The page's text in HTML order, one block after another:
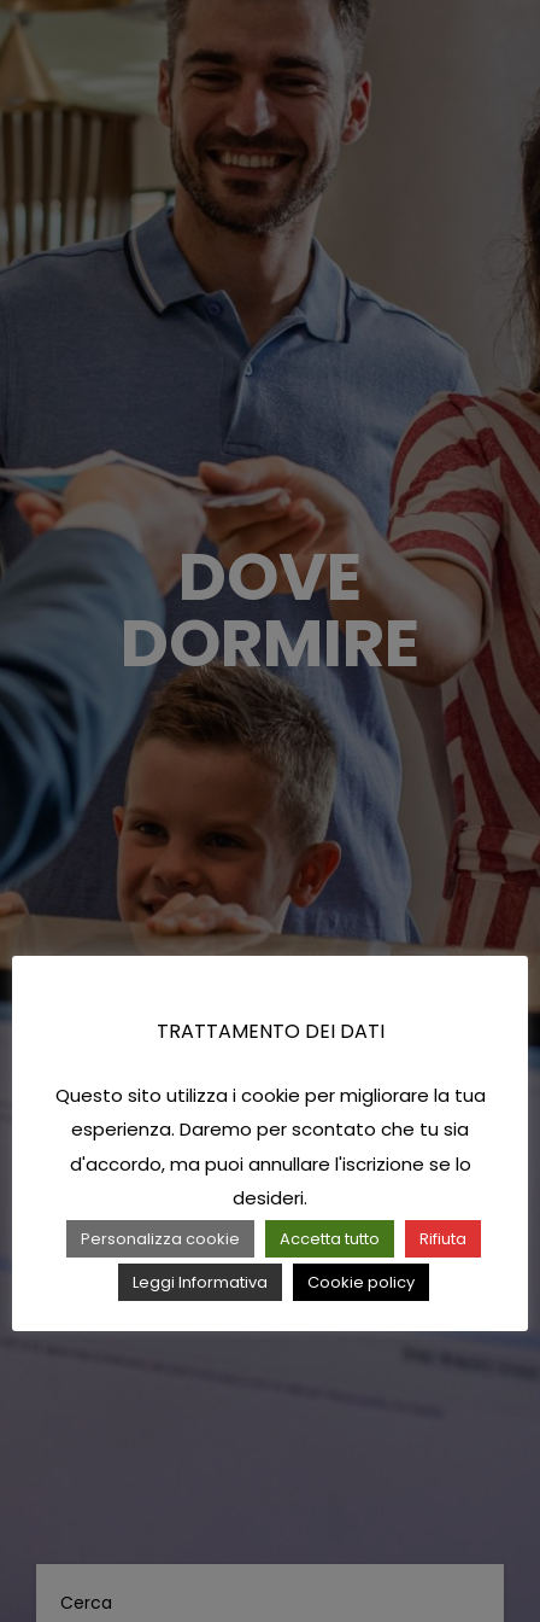
DOVE
DORMIRE
Cerca
TRATTAMENTO DEI DATI
Questo sito utilizza i cookie per migliorare la tua
esperienza. Daremo per scontato che tu sia
d'accordo, ma puoi annullare l'iscrizione se lo
desideri.
Personalizza cookie Accetta tutto
Rifiuta
Leggi Informativa
Cookie policy